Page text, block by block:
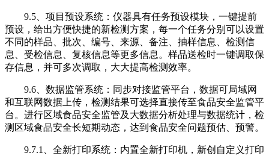
9.5、项目预设系统：仪器具有任务预设模块，一键提前
预设，给出方便快捷的新检测方案，每一个任务分别可以设置
不同的样品、批次、编号、来源、备注、抽样信息、检测信
息、受检信息、复核信息等更多信息。样品送检时一键调取保
存信息，并可多次调取，大大提高检测效率。
9.6、数据监管系统：同步对接监管平台，数据可局域网
和互联网数据上传，检测结果可选择直接传至食品安全监管平
台。进行区域食品安全监管及大数据分析处理与数据统计，检
测区域食品安全长短期动态，达到食品安全问题预估、预警。
9.7.1、全新打印系统：内置全新打印机，新创自定义打印